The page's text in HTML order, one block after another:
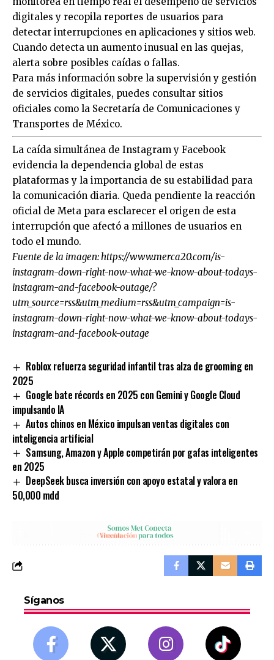
digitales y recopila reportes de usuarios para
detectar interrupciones en aplicaciones y sitios web.
Cuando detecta un aumento inusual en las quejas,
alerta sobre posibles caídas o fallas.
Para más información sobre la supervisión y gestión
de servicios digitales, puedes consultar sitios
oficiales como la Secretaría de Comunicaciones y
Transportes de México.
La caída simultánea de Instagram y Facebook
evidencia la dependencia global de estas
plataformas y la importancia de su estabilidad para
la comunicación diaria. Queda pendiente la reacción
oficial de Meta para esclarecer el origen de esta
interrupción que afectó a millones de usuarios en
todo el mundo.
Fuente de la imagen:https://www.merca20.com/is-
instagram-down-right-now-what-we-know-about-todays-
instagram-and-facebook-outage/?
utm_source=rss&utm_medium=rss&utm_campaign=is-
instagram-down-right-now-what-we-know-about-todays-
instagram-and-facebook-outage
Roblox refuerza seguridad infantil tras alza de grooming en
2025
Google bate récords en 2025 con Gemini y Google Cloud
impulsando IA
Autos chinos en México impulsan ventas digitales con
inteligencia artificial
Samsung, Amazon y Apple competirán por gafas inteligentes
en 2025
DeepSeek busca inversión con apoyo estatal y valora en
50,000 mdd
Síganos